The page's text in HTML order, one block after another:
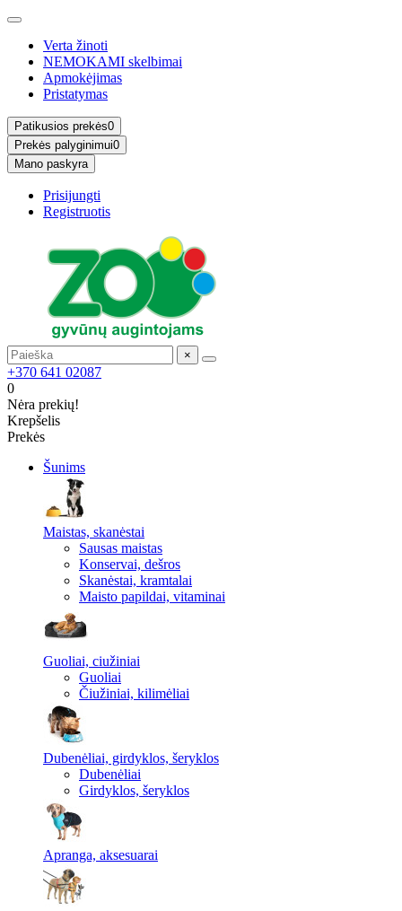
Verta žinoti
NEMOKAMI skelbimai
Apmokėjimas
Pristatymas
Patikusios prekės0
Prekės palyginimui0
Mano paskyra
Prisijungti
Registruotis
×
+370 641 02087
0
Nėra prekių!
Krepšelis
Prekės
Šunims
Maistas, skanėstai
Sausas maistas
Konservai, dešros
Skanėstai, kramtalai
Maisto papildai, vitaminai
Guoliai, ciužiniai
Guoliai
Čiužiniai, kilimėliai
Dubenėliai, girdyklos, šeryklos
Dubenėliai
Girdyklos, šeryklos
Apranga, aksesuarai